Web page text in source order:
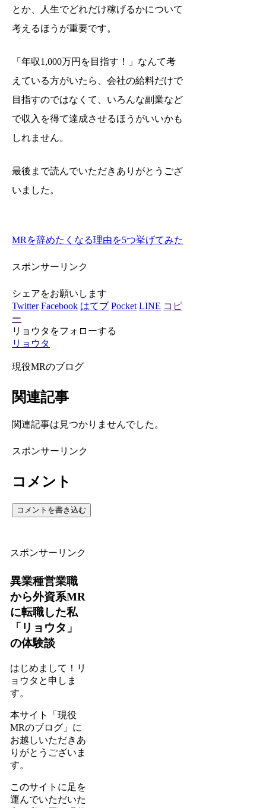
とか、人生でどれだけ稼げるかについて
考えるほうが重要です。
「年収1,000万円を目指す！」なんて考
えている方がいたら、会社の給料だけで
目指すのではなくて、いろんな副業など
で収入を得て達成させるほうがいいかも
しれません。
最後まで読んでいただきありがとうござ
いました。
MRを辞めたくなる理由を5つ挙げてみた
スポンサーリンク
シェアをお願いします
Twitter Facebook はてブ Pocket LINE コピ
ー
リョウタをフォローする
リョウタ
現役MRのブログ
関連記事
関連記事は見つかりませんでした。
スポンサーリンク
コメント
コメントを書き込む
スポンサーリンク
異業種営業職
から外資系MR
に転職した私
「リョウタ」
の体験談
はじめまして！リ
ョウタと申しま
す。
本サイト
「現役
MRのブログ」 に
お越しいただきあ
りがとうございま
す。
このサイトに足を
運んでいただいた